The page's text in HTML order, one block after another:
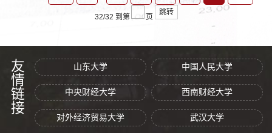
32/32 到第 页
跳转
友情链接 山东大学 中国人民大学
中央财经大学 西南财经大学
对外经济贸易大学 武汉大学